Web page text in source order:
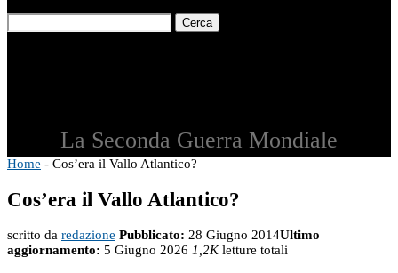
Cerca
La Seconda Guerra Mondiale
Home - Cos’era il Vallo Atlantico?
Cos’era il Vallo Atlantico?
scritto da redazione Pubblicato: 28 Giugno 2014Ultimo
aggiornamento: 5 Giugno 2026 1,2Kletture totali